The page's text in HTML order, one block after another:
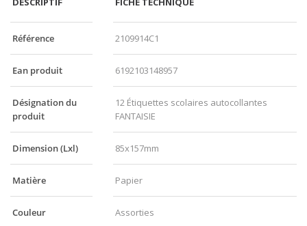
Référence 2109914C1
Ean produit 6192103148957
Désignation du
produit
12 Étiquettes scolaires autocollantes
FANTAISIE
Dimension (Lxl) 85x157mm
Matière Papier
Couleur Assorties